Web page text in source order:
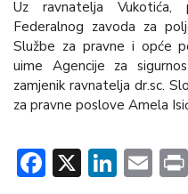
Uz ravnatelja Vukotića,
Federalnog zavoda za
Službe za pravne i opće
uime Agencije za
zamjenik ravnatelja dr.sc.
za pravne poslove Amela
Facebook
X